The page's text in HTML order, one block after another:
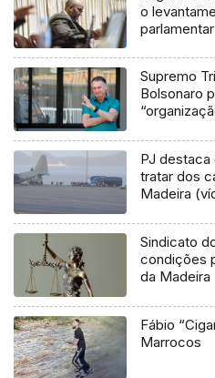
o
parlamentar
Supremo
Bolsonaro
PJ destaca
tratar dos
Madeira
Sindicato
condições
da Madeira
Fábio
Marrocos